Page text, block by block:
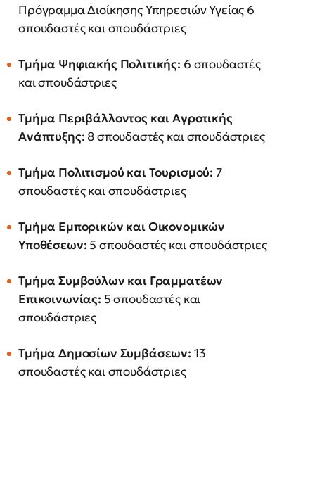
Πρόγραμμα Διοίκησης Υπηρεσιών Υγείας 6
σπουδαστές και σπουδάστριες
Τμήμα Ψηφιακής Πολιτικής: 6 σπουδαστές
και σπουδάστριες
Τμήμα Περιβάλλοντος και Αγροτικής
Ανάπτυξης: 8 σπουδαστές και σπουδάστριες
Τμήμα Πολιτισμού και Τουρισμού: 7
σπουδαστές και σπουδάστριες
Τμήμα Εμπορικών και Οικονομικών
Υποθέσεων: 5 σπουδαστές και σπουδάστριες
Τμήμα Συμβούλων και Γραμματέων
Επικοινωνίας: 5 σπουδαστές και
σπουδάστριες
Τμήμα Δημοσίων Συμβάσεων: 13
σπουδαστές και σπουδάστριες